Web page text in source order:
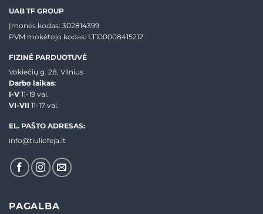
UAB TF GROUP
Įmonės kodas: 302814399
PVM mokėtojo kodas: LT100008415212
FIZINĖ PARDUOTUVĖ
Vokiečių g. 28, Vilnius
Darbo laikas:
I-V 11-19 val.
VI-VII 11-17 val.
EL. PAŠTO ADRESAS:
info@tiuliofeja.lt
PAGALBA